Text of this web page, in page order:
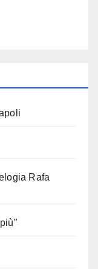
Rafa